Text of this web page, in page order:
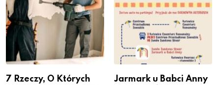
7 Rzeczy, O Których
Jarmark u Babci Anny